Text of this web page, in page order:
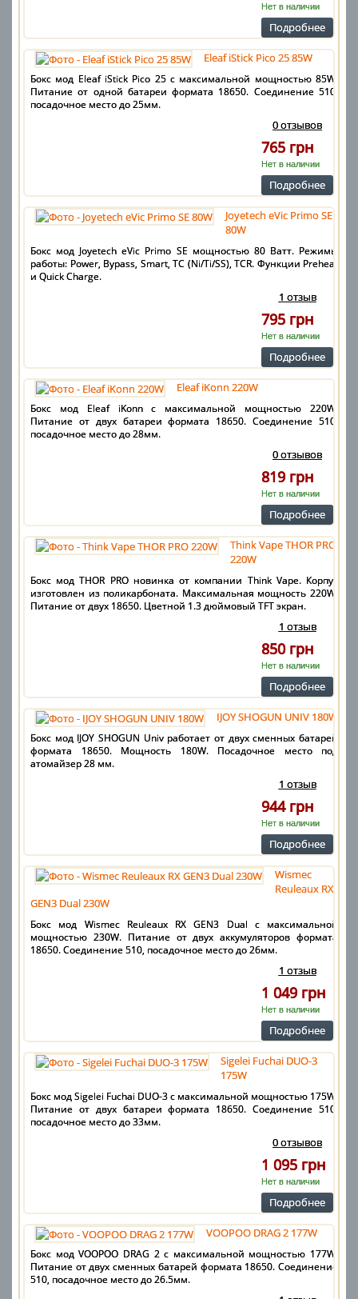
Нет в наличии
Подробнее
Eleaf iStick Pico 25 85W
Бокс мод Eleaf iStick Pico 25 с максимальной мощностью 85W.
Питание от одной батареи формата 18650. Соединение 510,
посадочное место до 25мм.
0 отзывов
765 грн
Нет в наличии
Подробнее
Joyetech eVic Primo SE
80W
Бокс мод Joyetech eVic Primo SE мощностью 80 Ватт. Режимы
работы: Power, Bypass, Smart, TC (Ni/Ti/SS), TCR. Функции Preheat
и Quick Charge.
1 отзыв
795 грн
Нет в наличии
Подробнее
Eleaf iKonn 220W
Бокс мод Eleaf iKonn с максимальной мощностью 220W.
Питание от двух батареи формата 18650. Соединение 510,
посадочное место до 28мм.
0 отзывов
819 грн
Нет в наличии
Подробнее
Think Vape THOR PRO
220W
Бокс мод THOR PRO новинка от компании Think Vape. Корпус
изготовлен из поликарбоната. Максимальная мощность 220W.
Питание от двух 18650. Цветной 1.3 дюймовый TFT экран.
1 отзыв
850 грн
Нет в наличии
Подробнее
IJOY SHOGUN UNIV 180W
Бокс мод IJOY SHOGUN Univ работает от двух сменных батарей
формата 18650. Мощность 180W. Посадочное место под
атомайзер 28 мм.
1 отзыв
944 грн
Нет в наличии
Подробнее
Wismec
Reuleaux RX
GEN3 Dual 230W
Бокс мод Wismec Reuleaux RX GEN3 Dual с максимальной
мощностью 230W. Питание от двух аккумуляторов формата
18650. Соединение 510, посадочное место до 26мм.
1 отзыв
1 049 грн
Нет в наличии
Подробнее
Sigelei Fuchai DUO-3
175W
Бокс мод Sigelei Fuchai DUO-3 с максимальной мощностью 175W.
Питание от двух батареи формата 18650. Соединение 510,
посадочное место до 33мм.
0 отзывов
1 095 грн
Нет в наличии
Подробнее
VOOPOO DRAG 2 177W
Бокс мод VOOPOO DRAG 2 с максимальной мощностью 177W.
Питание от двух сменных батарей формата 18650. Соединение
510, посадочное место до 26.5мм.